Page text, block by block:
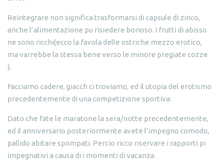
Reintegrare non significa trasformarsi di capsule di zinco,
anche l’alimentazione pu risiedere borioso. I frutti di abisso
ne sono ricchi(ecco la favola delle ostriche mezzo erotico,
ma varrebbe la stessa bene verso le minore pregiate cozze
).
Facciamo cadere, giacch ci troviamo, ed il utopia del erotismo
precedentemente di una competizione sportiva:
Dato che fate le maratone la sera/notte precedentemente,
ed il anniversario posteriormente avete l’impegno comodo,
pallido abitare spompati. Percio ricco riservare i rapporti pi
impegnativi a causa di i momenti di vacanza.